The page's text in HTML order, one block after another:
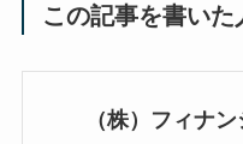
この記事を書いた
（株）フィナ